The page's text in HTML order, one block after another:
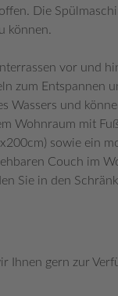
Die
können.
vor und
zum Entspannen
Wassers und
Wohnraum mit
sowie ein
Couch im
Sie in den
Ihnen gern zur